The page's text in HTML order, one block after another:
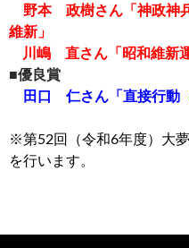
野本 政樹さん「神政神
維新」
川嶋 直さん「昭和維新運
■優良賞
田口 仁さん「直接行動
※第52回（令和6年度）大
を行います。